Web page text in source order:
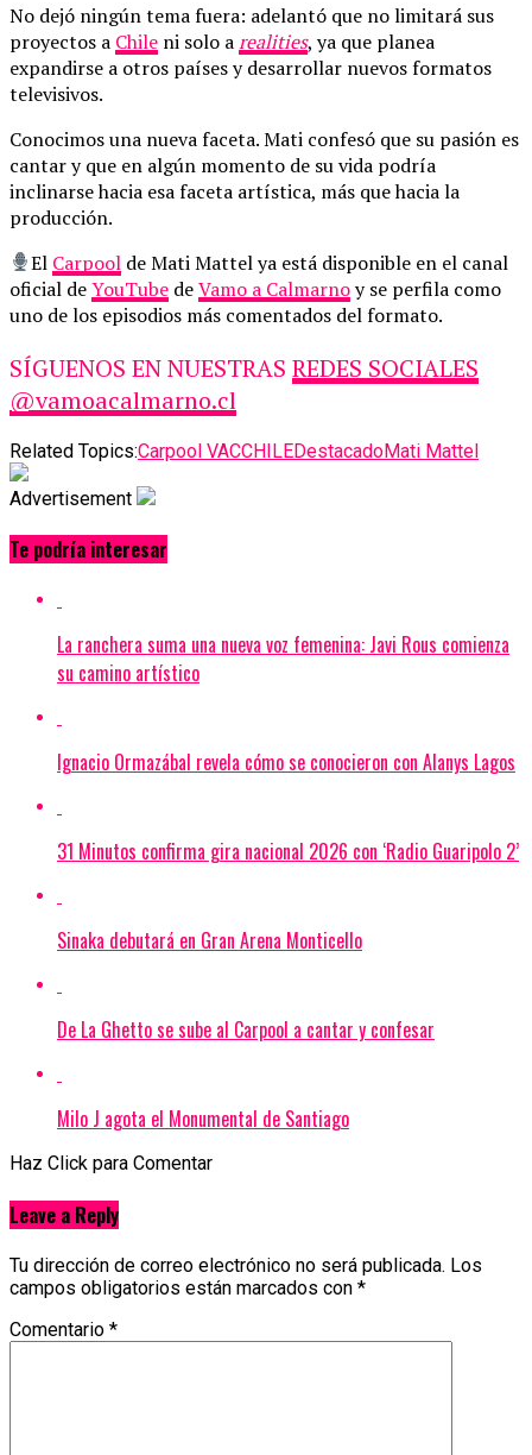
No dejó ningún tema fuera: adelantó que no limitará sus
proyectos a Chile ni solo arealities, ya que planea
expandirse a otros países y desarrollar nuevos formatos
televisivos.
Conocimos una nueva faceta. Mati confesó que su pasión es
cantar y que en algún momento de su vida podría
inclinarse hacia esa faceta artística, más que hacia la
producción.
El Carpool de Mati Mattel ya está disponible en el canal
oficial deYouTube deVamo a Calmarnoy se perfila como
uno de los episodios más comentados del formato.
SÍGUENOS EN NUESTRAS REDES SOCIALES
@vamoacalmarno.cl
Related Topics:Carpool VACCHILEDestacadoMati Mattel
Advertisement
Te podría interesar
La ranchera suma una nueva voz femenina: Javi Rous comienza
su camino artístico
Ignacio Ormazábal revela cómo se conocieron con Alanys Lagos
31 Minutos confirma gira nacional 2026 con ‘Radio Guaripolo 2’
Sinaka debutará en Gran Arena Monticello
De La Ghetto se sube al Carpool a cantar y confesar
Milo J agota el Monumental de Santiago
Haz Click para Comentar
Leave a Reply
Tu dirección de correo electrónico no será publicada. Los
campos obligatorios están marcados con *
Comentario *